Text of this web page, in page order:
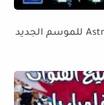
ترددات قنوات الرياضية على قمر استرا 19 Astra19 للموسم الجديد